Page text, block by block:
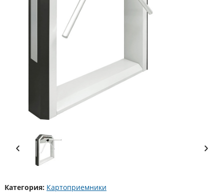
Категория: Картоприемники